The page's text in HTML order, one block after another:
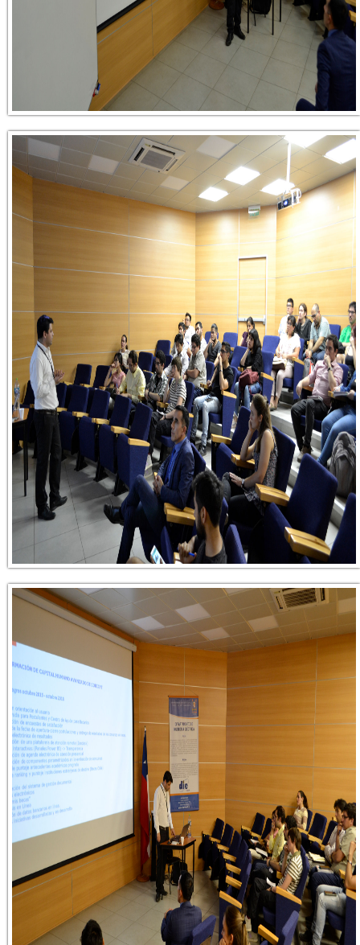
_dsc0091.jpg
_dsc0094.jpg